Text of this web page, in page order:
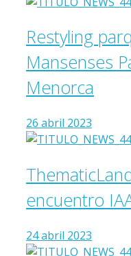
Restyling
Mansenses
Menorca
26 abril 2023
encuentro
24 abril 2023